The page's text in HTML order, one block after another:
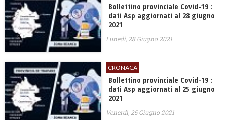
Bollettino provinciale Covid-19 :
dati Asp aggiornati al 28 giugno
2021
Lunedì, 28 Giugno 2021
CRONACA
Bollettino provinciale Covid-19 :
dati Asp aggiornati al 25 giugno
2021
Venerdì, 25 Giugno 2021